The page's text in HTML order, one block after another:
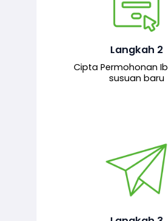
Langkah 2
Cipta Permohonan
susuan baru
Pemohon mengisi
permohonan bagi
baharu melalui
Permohonan yang
untuk proses